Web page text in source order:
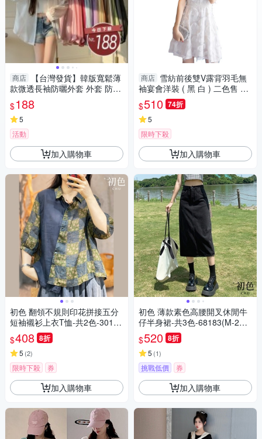
商店
【台灣發貨】韓版寬鬆薄
款微透長袖防曬外套 外套 防曬
外套 女裝 上衣 衣服【J217】
$188
5
活動
加入購物車
初色 翻領不規則印花拼接五分
短袖襯衫上衣T恤-共2色-30145
(M-2XL可選)
$408 8折
5 (2)
限時下殺 券
加入購物車
商店 雪紡前後雙V露背羽毛無
袖宴會洋裝 ( 黑 白 ) 二色售 11
950083
$510 74折
5
限時下殺
加入購物車
初色 薄款素色高腰開叉休閒牛
仔半身裙-共3色-68183(M-2XL
可選)
$520 8折
5 (1)
挑戰低價 券
加入購物車